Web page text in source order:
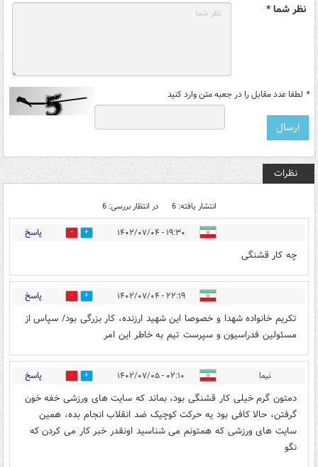
نظر شما *
* لطفا عدد مقابل را در جعبه متن وارد کنید
نظرات
انتشار یافته: 6 در انتظار بررسی: 6
۱۹:۳۰ - ۱۴۰۲/۰۷/۰۴ 19 پاسخ
چه کار قشنگی
۲۲:۱۹ - ۱۴۰۲/۰۷/۰۴ 17 پاسخ
تکریم خانواده شهدا و خصوصا این شهید ارزنده، کار بزرگی بود/ سپاس از
مسئولین فدراسیون و سپرست تیم به خاطر این امر
نیما ۰۲:۱۰ - ۱۴۰۲/۰۷/۰۵ 0 پاسخ
دمتون گرم خیلی کار قشنگی بود، بماند که سایت های ورزشی خفه خون
گرفتن، حالا کافی بود یه حرکت کوچیک ضد انقلاب انجام بده، همین
سایت های ورزشی که همتونم می شناسید اونقدر خبر کار می کردن که
نگو